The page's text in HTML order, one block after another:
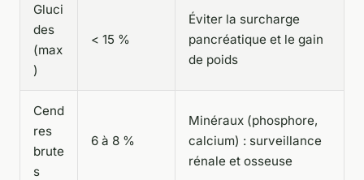
Gluci
des
(max
)
< 15 %
Éviter la surcharge
pancréatique et le gain
de poids
Cend
res
brute
s
6 à 8 %
Minéraux (phosphore,
calcium) : surveillance
rénale et osseuse